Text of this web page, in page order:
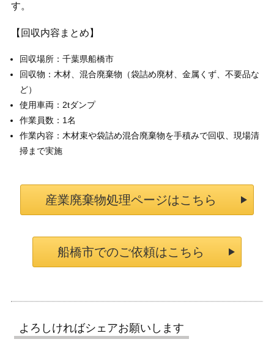
す。
【回収内容まとめ】
回収場所：千葉県船橋市
回収物：木材、混合廃棄物（袋詰め廃材、金属くず、不要品な
ど）
使用車両：2tダンプ
作業員数：1名
作業内容：木材束や袋詰め混合廃棄物を手積みで回収、現場清
掃まで実施
産業廃棄物処理ページはこちら
船橋市でのご依頼はこちら
よろしければシェアお願いします